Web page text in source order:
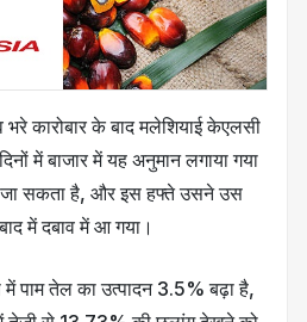
कारोबार के बाद मलेशियाई केएलसी
में बाजार में यह अनुमान लगाया गया
सकता है, और इस हफ्ते उसने उस
में दबाव में आ गया।
पाम तेल का उत्पादन 3.5% बढ़ा है,